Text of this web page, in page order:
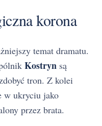
korona
temat dramatu.
Kostryn są
tron. Z kolei
w ukryciu jako
przez brata.